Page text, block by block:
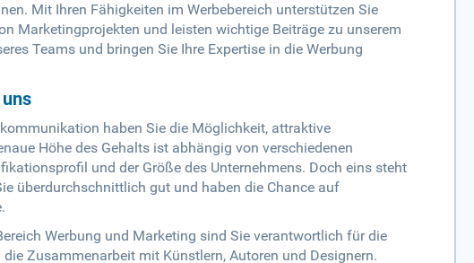
Mit Ihren Fähigkeiten im Werbebereich unterstützen Sie
Marketingprojekten und leisten wichtige Beiträge zu unserem
Teams und bringen Sie Ihre Expertise in die Werbung
haben Sie die Möglichkeit, attraktive
Höhe des Gehalts ist abhängig von verschiedenen
und der Größe des Unternehmens. Doch eins steht
überdurchschnittlich gut und haben die Chance auf
Werbung und Marketing sind Sie verantwortlich für die
Zusammenarbeit mit Künstlern, Autoren und Designern.